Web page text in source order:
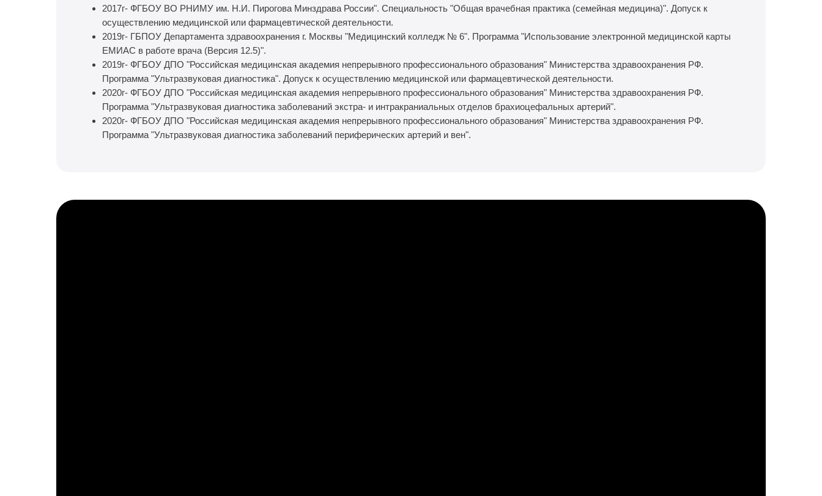
2017г- ФГБОУ ВО РНИМУ им. Н.И. Пирогова Минздрава России". Специальность "Общая врачебная практика (семейная медицина)". Допуск к
осуществлению медицинской или фармацевтической деятельности.
2019г- ГБПОУ Департамента здравоохранения г. Москвы "Медицинский колледж № 6". Программа "Использование электронной медицинской карты
ЕМИАС в работе врача (Версия 12.5)".
2019г- ФГБОУ ДПО "Российская медицинская академия непрерывного профессионального образования" Министерства здравоохранения РФ.
Программа "Ультразвуковая диагностика". Допуск к осуществлению медицинской или фармацевтической деятельности.
2020г- ФГБОУ ДПО "Российская медицинская академия непрерывного профессионального образования" Министерства здравоохранения РФ.
Программа "Ультразвуковая диагностика заболеваний экстра- и интракраниальных отделов брахиоцефальных артерий".
2020г- ФГБОУ ДПО "Российская медицинская академия непрерывного профессионального образования" Министерства здравоохранения РФ.
Программа "Ультразвуковая диагностика заболеваний периферических артерий и вен".